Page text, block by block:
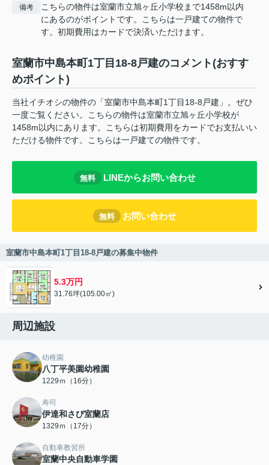
備考
こちらの物件は室蘭市立旭ヶ丘小学校まで1458m以内
にあるのがポイントです。こちらは一戸建ての物件で
す。初期費用はカードで決済いただけます。
室蘭市中島本町1丁目18-8戸建のコメント(おすす
めポイント)
当社イチオシの物件の「室蘭市中島本町1丁目18-8戸建」。ぜひ
一度ご覧ください。こちらの物件は室蘭市立旭ヶ丘小学校が
1458m以内にあります。こちらは初期費用をカードでお支払いい
ただける物件です。こちらは一戸建ての物件です。
無料 LINEからお問い合わせ
無料 お問い合わせ
室蘭市中島本町1丁目18-8戸建の募集中物件
5.3万円
31.76坪(105.00㎡)
周辺施設
幼稚園
八丁平美園幼稚園
1229ｍ（16分）
寿司
伊達和さび室蘭店
1329ｍ（17分）
自動車教習所
室蘭中央自動車学園